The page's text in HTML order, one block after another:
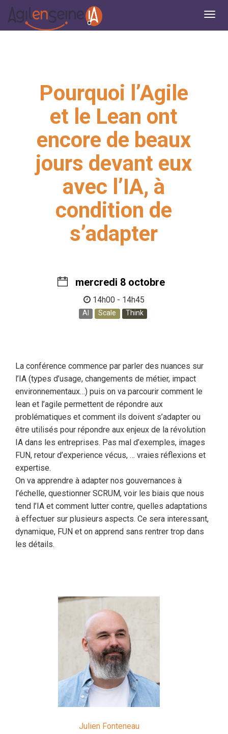
Pourquoi l’Agile
et le Lean ont
encore de beaux
jours devant eux
avec l’IA, à
condition de
s’adapter
mercredi 8 octobre
14h00 - 14h45
AI Scale Think
La conférence commence par parler des nuances sur
l’IA (types d’usage, changements de métier, impact
environnementaux…) puis on va parcourir comment le
lean et l’agile permettent de répondre aux
problématiques et comment ils doivent s’adapter ou
être utilisés pour répondre aux enjeux de la révolution
IA dans les entreprises. Pas mal d’exemples, images
FUN, retour d’experience vécus, … vraies réflexions et
expertise.
On va apprendre à adapter nos gouvernances à
l’échelle, questionner SCRUM, voir les biais que nous
tend l’IA et comment lutter contre, quelles adaptations
à effectuer sur plusieurs aspects. Ce sera interessant,
dynamique, FUN et on apprend sans rentrer trop dans
les détails.
Julien Fonteneau